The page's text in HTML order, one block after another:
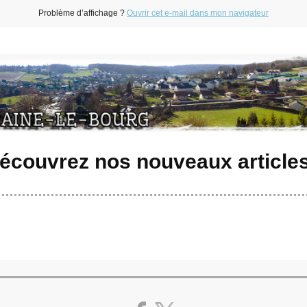
Problème d’affichage ? Ouvrir cet e-mail dans mon navigateur
nos nouveaux